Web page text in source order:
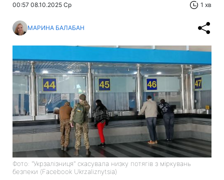
00:57 08.10.2025 Ср 1 хв
МАРИНА БАЛАБАН
Фото: "Укрзалізниця" скасувала низку потягів з міркувань
безпеки (Facebook Ukrzaliznytsia)